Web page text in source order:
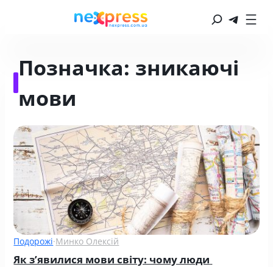
Позначка: зникаючі
мови
Подорожі·Минко Олексій
Як з’явилися мови світу: чому люди